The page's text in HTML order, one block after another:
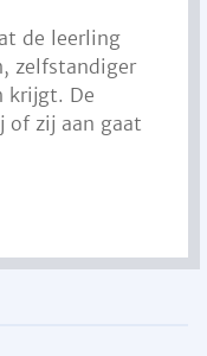
de leerling
zelfstandiger
krijgt. De
of zij aan gaat